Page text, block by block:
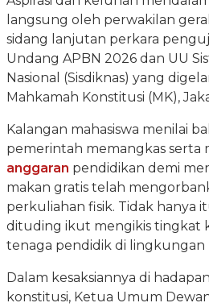
langsung oleh perwakilan
sidang lanjutan perkara
Undang APBN 2026 dan UU
Nasional (Sisdiknas) yang
Mahkamah Konstitusi (MK),
Kalangan mahasiswa menilai
pemerintah memangkas serta
anggaran pendidikan demi
makan gratis telah
perkuliahan fisik. Tidak hanya
dituding ikut mengikis tingkat
tenaga pendidik di
Dalam kesaksiannya di
konstitusi, Ketua Umum